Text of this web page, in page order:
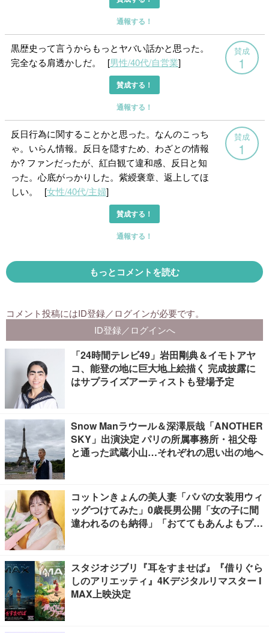
「24時間テレビ49」岩田剛典＆イモトアヤ
コ、能登の地に巨大地上絵描く 完成披露に
はサプライズアーティストも登場予定
Snow Manラウール＆深澤辰哉「ANOTHER
SKY」出演決定 パリの所属事務所・祖父母
と通った武蔵小山…それぞれの思い出の地へ
コットンきょんの美人妻「パパの女装用ウィ
ッグつけてみた」0歳長男公開「女の子に間
違われるのも納得」「おててもあんよもプリ
スタジオジブリ『耳をすませば』『借りぐら
しのアリエッティ』4Kデジタルリマスター I
MAX上映決定